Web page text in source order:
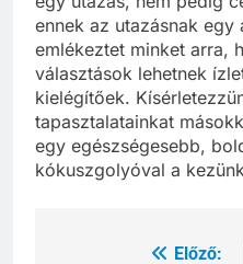
ennek az utazásnak egy
emlékeztet minket arra,
választások lehetnek
kielégítőek.
tapasztalatainkat
egy egészségesebb,
kókuszgolyóval a
Előző: